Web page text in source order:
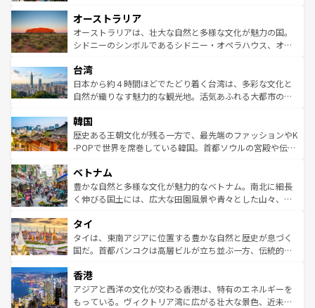
部のニューオーリンズでは、音楽と美食が融合した独特の
文化が魅力。旅行者はアメリカの各地域で異なる魅力を楽
しみながら、その多様性と豊かな歴史を感じることができ
ならではの贅沢な旅のスタイルだ。 なお、新着のアメリカ
情報はコンテンツ一覧を参照してほしい。
ワイ島は見逃せない。また、定番の観光地といえばオアフ
島だが、静かな自然を求めるならマウイ島やカウアイ島が
おすすめ。エメラルドグリーンに輝く海をはじめ、豊かな
れるおもてなしの心で訪れる人々を迎えてくれるハワイの
人々、おいしいローカルフードやハワイアンミュージッ
ク、伝統的なフラダンスなど、すべてがハワイの魅力を彩
ワイを、存分に味わってほしい。 なお、新着のハワイ情報
はコンテンツ一覧を参照してほしい。
オーストラリア
オーストラリアは、壮大な自然と多様な文化が魅力の国。
シドニーのシンボルであるシドニー・オペラハウス、オー
リアリーフや大陸中央部にそびえるウルル（エアーズロッ
ク）、タスマニアの美しい原生林やケアンズの熱帯雨林な
ど、見どころがたくさん。また、カフェやワイン、オージ
いる。アクティビティも充実しており、サーフィンやダイ
ビング、ハイキングなど、アウトドア好きにはたまらな
い。オーストラリアの多彩な魅力を存分に味わいつくそ
参照してほしい。
台湾
日本から約４時間ほどでたどり着く台湾は、多彩な文化と
自然が織りなす魅力的な観光地。活気あふれる大都市の台
ン）、静ひつな山岳地帯である台湾東部など、都市の喧騒
と山間の静けさが共存しており、訪れる人に新しい発見と
驚きをもたらしてくれる。また、奥深い台湾の食文化も魅
容にもいいと評判のスイーツなど、バラエティ豊かな料理
が味わえる。 なお、新着の台湾情報は コンテンツ一覧を参
照してほしい。
韓国
歴史ある王朝文化が残る一方で、最先端のファッションやK
-POPで世界を席巻している韓国。首都ソウルの宮殿や伝統
き、地方に足を延ばせば四季折々の自然美を楽しむことが
できる。そして、キムチや焼肉、絶品のストリートフード
まで、さまざまな韓国料理が待っている。夜には、韓国な
リティに包まれながら、韓国の多彩な魅力を心ゆくまで味
わってみてほしい。 なお、新着の韓国情報はコンテンツ一
覧を参照してほしい。
ベトナム
豊かな自然と多様な文化が魅力的なベトナム。南北に細長
く伸びる国土には、広大な田園風景や青々とした山々、世
急速な発展と共に伝統が息づく。ハノイの古い町並みやホ
ーチミン市のフランス統治時代の建物も、独特の雰囲気を
醸し出している。また、バラエティの豊かさとおいしさで
とつ。フォーやバインミー、ベトナムコーヒーなどは、ぜ
ひ現地で味わいたい。どの地域を訪れてもあたたかい人々
が旅行者を迎えてくれるので、きっと忘れられない旅にな
タイ
タイは、東南アジアに位置する豊かな自然と歴史が息づく
国だ。首都バンコクは高層ビルが立ち並ぶ一方、伝統的な
の活気が交差している。北部ではチェンマイなどの山岳地
帯で自然と触れ合い、南部ではプーケットやクラビの美し
いビーチでリゾート気分を楽しむことができる。タイ料理
香港
アジアと西洋の文化が交わる香港は、特有のエネルギーを
もっている。ヴィクトリア湾に広がる壮大な景色、近未来